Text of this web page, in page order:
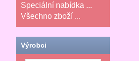
Speciální nabídka ...
Všechno zboží ...
Výrobci